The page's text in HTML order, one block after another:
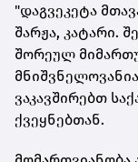
"დაგვეკეტა
შარჟა, კატარი.
შორეულ
ვაკავშირებთ
ქვეყნებთან.